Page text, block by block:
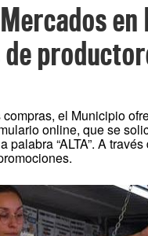
el Municipio
online, que se
palabra “ALTA”. A